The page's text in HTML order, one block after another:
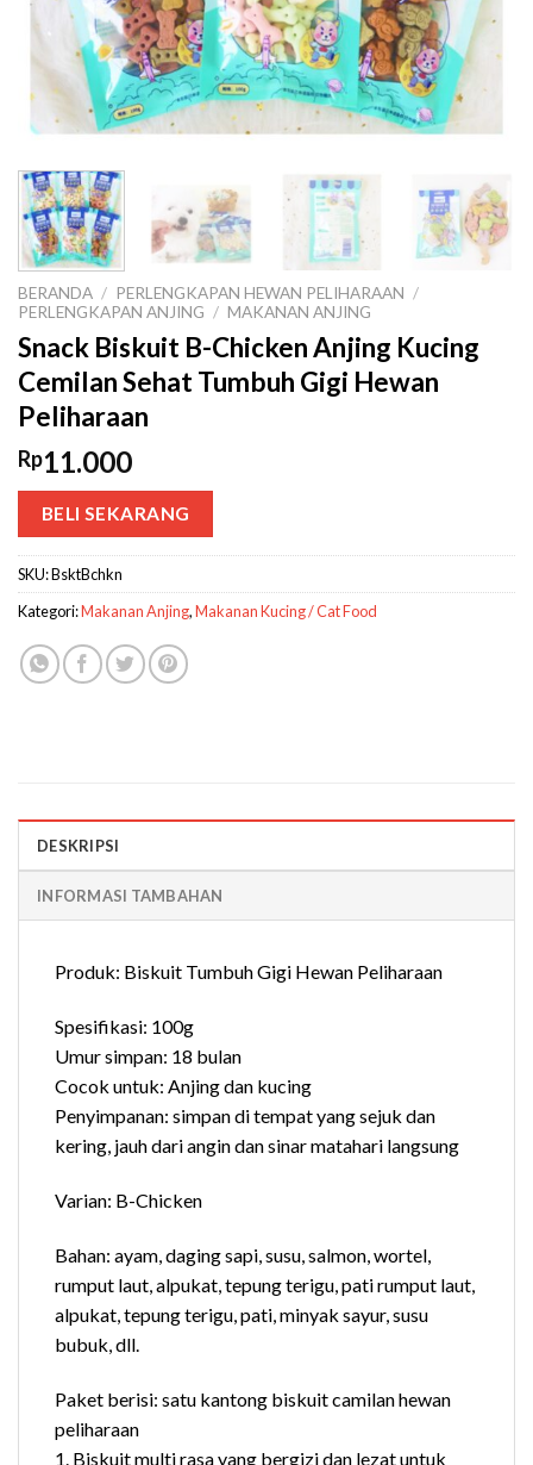
BERANDA / PERLENGKAPAN HEWAN PELIHARAAN /
PERLENGKAPAN ANJING / MAKANAN ANJING
Snack Biskuit B-Chicken Anjing Kucing
Cemilan Sehat Tumbuh Gigi Hewan
Peliharaan
Rp11.000
BELI SEKARANG
SKU:BsktBchkn
Kategori:Makanan Anjing,Makanan Kucing / Cat Food
DESKRIPSI
INFORMASI TAMBAHAN
Produk: Biskuit Tumbuh Gigi Hewan Peliharaan
Spesifikasi: 100g
Umur simpan: 18 bulan
Cocok untuk: Anjing dan kucing
Penyimpanan: simpan di tempat yang sejuk dan
kering, jauh dari angin dan sinar matahari langsung
Varian: B-Chicken
Bahan: ayam, daging sapi, susu, salmon, wortel,
rumput laut, alpukat, tepung terigu, pati rumput laut,
alpukat, tepung terigu, pati, minyak sayur, susu
bubuk, dll.
Paket berisi: satu kantong biskuit camilan hewan
peliharaan
1. Biskuit multi rasa yang bergizi dan lezat untuk